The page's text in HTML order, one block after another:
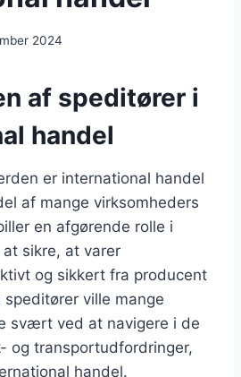
2024
af speditører i
handel
er international handel
af mange virksomheders
en afgørende rolle i
sikre, at varer
og sikkert fra producent
ville mange
svært ved at navigere i de
og transportudfordringer,
handel.